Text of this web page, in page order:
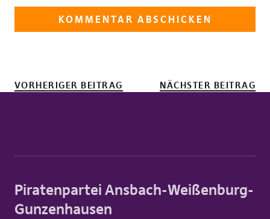
VORHERIGER BEITRAG NÄCHSTER BEITRAG
Piratenpartei Ansbach-Weißenburg-
Gunzenhausen